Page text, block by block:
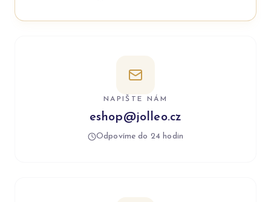
NAPIŠTE NÁM
eshop@jolleo.cz
Odpovíme do 24 hodin